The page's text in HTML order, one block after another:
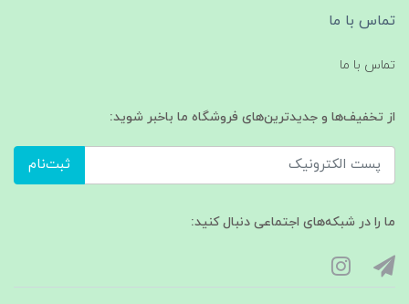
تماس با ما
تماس با ما
از تخفیف‌ها و جدیدترین‌های فروشگاه ما باخبر شوید:
ثبت‌نام
ما را در شبکه‌های اجتماعی دنبال کنید: